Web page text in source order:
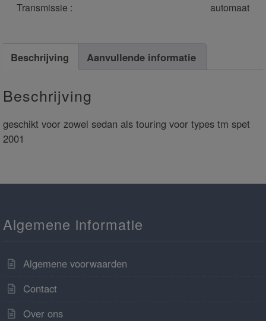
Transmissie : automaat
Beschrijving Aanvullende informatie
Beschrijving
geschikt voor zowel sedan als touring voor types tm spet
2001
Algemene informatie
Algemene voorwaarden
Contact
Over ons